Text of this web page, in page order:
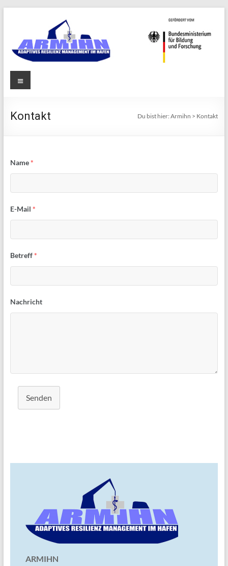
Armihn
Resilienz
im Hafen
Menü
Kontakt Du bist hier:Armihn > Kontakt
Name*
E-Mail *
Betreff*
Nachricht
Senden
ARMIHN